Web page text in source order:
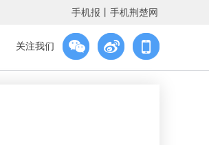
手机报 手机荆楚网
关注我们